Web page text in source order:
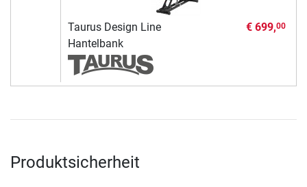
Taurus Design Line
Hantelbank
€ 699,00
Produktsicherheit